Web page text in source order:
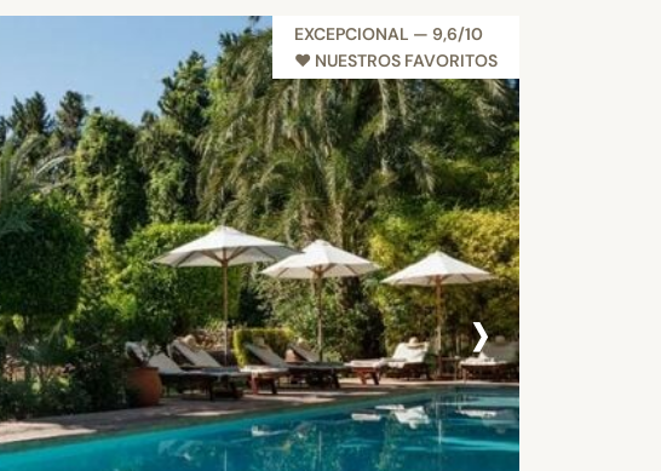
EXCEPCIONAL — 9,6/10
♥︎ NUESTROS FAVORITOS
›